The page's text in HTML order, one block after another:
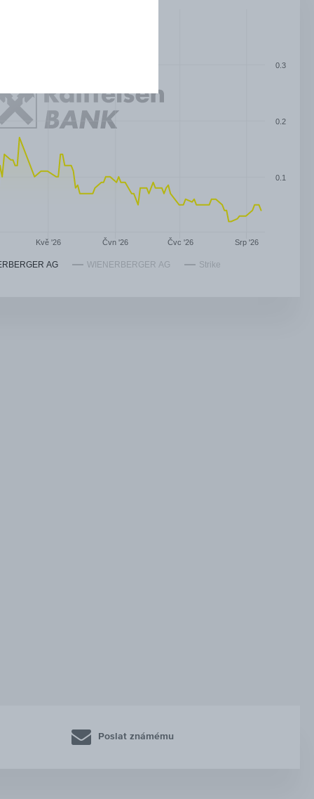
AG WIENERBERGER AG Strike
Kvě '26 Čvn '26 Čvc '26 Srp '26
0.1
0.2
0.3
Poslat známému